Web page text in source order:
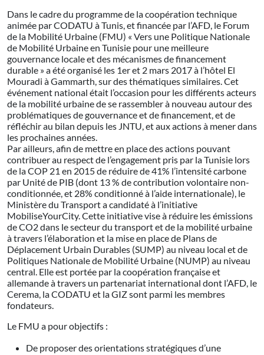
Dans le cadre du programme de la coopération technique
animée par CODATU à Tunis, et financée par l’AFD, le Forum
de la Mobilité Urbaine (FMU) « Vers une Politique Nationale
de Mobilité Urbaine en Tunisie pour une meilleure
gouvernance locale et des mécanismes de financement
durable » a été organisé les 1er et 2 mars 2017 à l’hôtel El
Mouradi à Gammarth, sur des thématiques similaires. Cet
événement national était l’occasion pour les différents acteurs
de la mobilité urbaine de se rassembler à nouveau autour des
problématiques de gouvernance et de financement, et de
réfléchir au bilan depuis les JNTU, et aux actions à mener dans
les prochaines années.
Par ailleurs, afin de mettre en place des actions pouvant
contribuer au respect de l’engagement pris par la Tunisie lors
de la COP 21 en 2015 de réduire de 41% l’intensité carbone
par Unité de PIB (dont 13 % de contribution volontaire non-
conditionnée, et 28% conditionné à l’aide internationale), le
Ministère du Transport a candidaté à l’initiative
MobiliseYourCity. Cette initiative vise à réduire les émissions
de CO2 dans le secteur du transport et de la mobilité urbaine
à travers l’élaboration et la mise en place de Plans de
Déplacement Urbain Durables (SUMP) au niveau local et de
Politiques Nationale de Mobilité Urbaine (NUMP) au niveau
central. Elle est portée par la coopération française et
allemande à travers un partenariat international dont l’AFD, le
Cerema, la CODATU et la GIZ sont parmi les membres
fondateurs.
Le FMU a pour objectifs :
De proposer des orientations stratégiques d’une